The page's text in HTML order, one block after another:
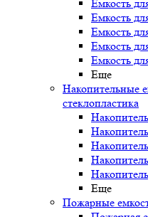
Емкость
Емкость
Емкость
Емкость
Емкость
Еще
Накопительные
стеклопластика
Еще
Пожарные